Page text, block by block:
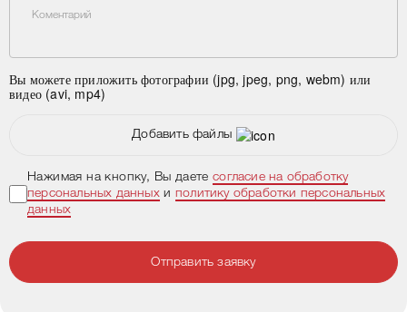
Коментарий
Вы можете приложить фотографии (jpg, jpeg, png, webm) или
видео (avi, mp4)
Добавить файлы
Нажимая на кнопку, Вы даетесогласие на обработку
персональных данныхиполитику обработки персональных
данных
Отправить заявку